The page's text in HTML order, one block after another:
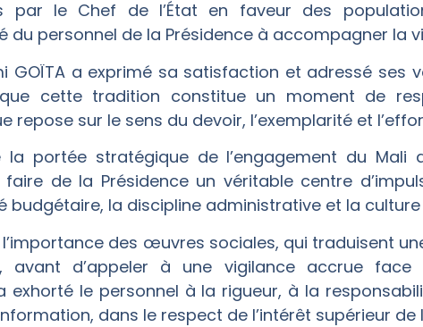
par le Chef de l’État en faveur des
du personnel de la Présidence à accompagner la
GOÏTA a exprimé sa satisfaction et adressé ses
cette tradition constitue un moment de
repose sur le sens du devoir, l’exemplarité et
portée stratégique de l’engagement du Mali
de la Présidence un véritable centre
budgétaire, la discipline administrative et la
des œuvres sociales, qui traduisent
avant d’appeler à une vigilance accrue
exhorté le personnel à la rigueur, à la
dans le respect de l’intérêt supérieur de